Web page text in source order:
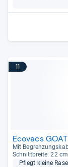
11
Ecovacs
Mit
Schnitt­breite: 22 cm
Pflegt kleine